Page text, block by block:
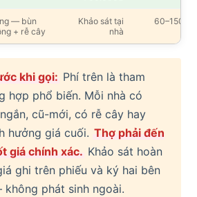
— bùn
+ rễ cây
Khảo sát tại
nhà
60–150′
khi gọi: Phí trên là tham
hợp phổ biến. Mỗi nhà có
cũ-mới, có rễ cây hay
hưởng giá cuối. Thợ phải đến
giá chính xác. Khảo sát hoàn
ghi trên phiếu và ký hai bên
phát sinh ngoài.